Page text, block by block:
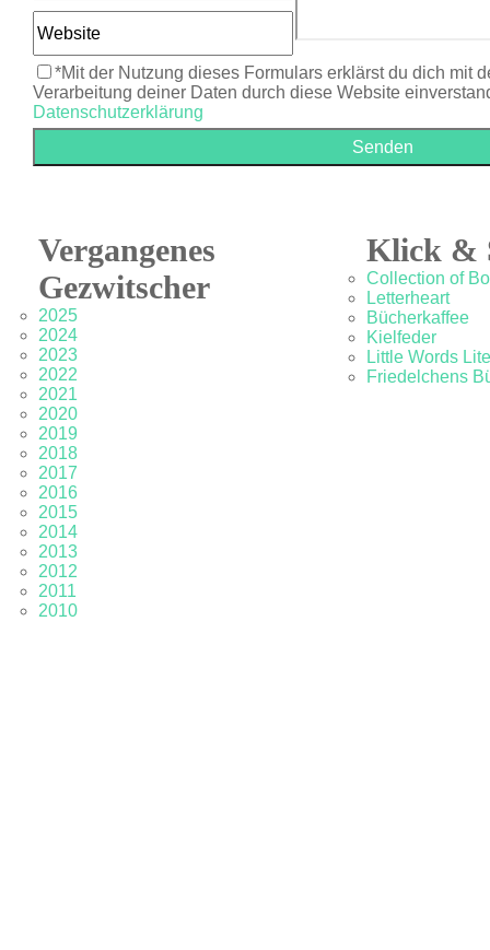
*Mit der Nutzung dieses Formulars erklärst du dich mit
Verarbeitung deiner Daten durch diese Website
Datenschutzerklärung
Vergangenes
Gezwitscher
2025
2024
2023
2022
2021
2020
2019
2018
2017
2016
2015
2014
2013
2012
2011
2010
Klick &
Collection of
Letterheart
Bücherkaffee
Kielfeder
Little Words
Friedelchens